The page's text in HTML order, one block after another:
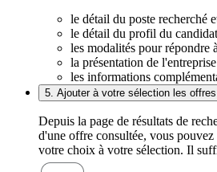
le détail du poste recherché
le détail du profil du
les modalités pour répondre
la présentation de
les informations
5. Ajouter à votre sélection les
Depuis la page de résultats de
d'une offre consultée, vous
votre choix à votre sélection. Il